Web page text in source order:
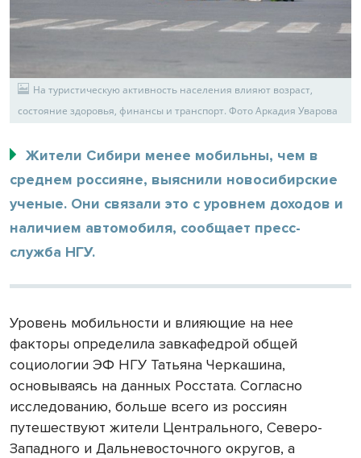
На туристическую активность населения влияют возраст,
состояние здоровья, финансы и транспорт. Фото Аркадия Уварова
Жители Сибири менее мобильны, чем в
среднем россияне, выяснили новосибирские
ученые. Они связали это с уровнем доходов и
наличием автомобиля, сообщает пресс-
служба НГУ.
Уровень мобильности и влияющие на нее
факторы определила завкафедрой общей
социологии ЭФ НГУ Татьяна Черкашина,
основываясь на данных Росстата. Согласно
исследованию, больше всего из россиян
путешествуют жители Центрального, Северо-
Западного и Дальневосточного округов, а